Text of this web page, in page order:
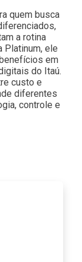
quem busca
a rotina
Platinum, ele
em
do Itaú.
custo e
diferentes
controle e